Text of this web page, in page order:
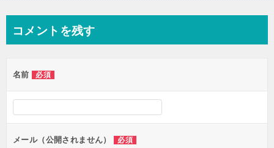
コメントを残す
名前 必須
メール（公開されません） 必須